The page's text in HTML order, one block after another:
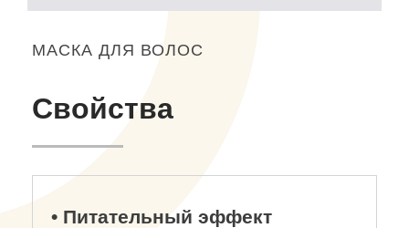
МАСКА ДЛЯ ВОЛОС
Свойства
• Питательный эффект